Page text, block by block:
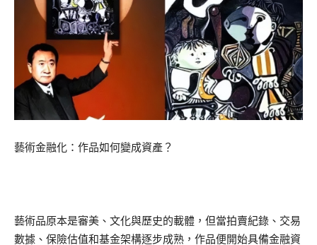
藝術金融化：作品如何變成資產？
藝術品原本是審美、文化與歷史的載體，但當拍賣紀錄、交易
數據、保險估值和基金架構逐步成熟，作品便開始具備金融資